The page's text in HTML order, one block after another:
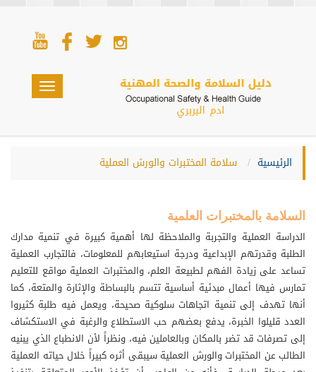
Toggle
navigation
الرئيسية سلامة المختبرات والورش العملية
السلامة بالمختبرات العلمية
الدراسة العملية والتجربة والملاحظة لها أهمية كبيرة في تنمية مدارك
الطلبة وقدرتهم الإبداعية ودرجة استيعابهم للمعلومات، فالتجارب العملية
تساعد على زيادة الفهم لطبيعة العلم، والمختبرات العملية مواقع للتعليم
تمارس فيها أعمال مبدئية أساسية تتسم بالبساطة والإثارة والمتعة، كما
أنها تهدف إلى تنمية اتجاهات سلوكية صحيحة، ويعمل فيه طلبة كثيروا
العدد قليلوا الخبرة، يدفع بعضهم حب الاستطلاع والرغبة في الاستكشاف
إلى تصرفات قد تضر بالمكان وبالعاملين فيه، ونظراً لأن الانطباع الذي يبنيه
الطالب عن المختبرات والورش العملية سيبقى أثره كبيراً خلال حياته العملية